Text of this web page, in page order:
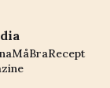
MåBraRecept